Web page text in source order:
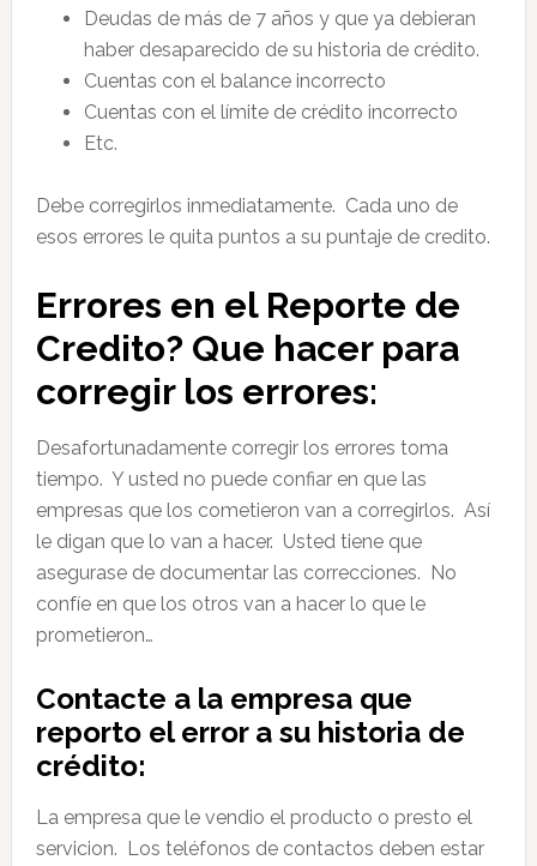
Deudas de más de 7 años y que ya debieran
haber desaparecido de su historia de crédito.
Cuentas con el balance incorrecto
Cuentas con el límite de crédito incorrecto
Etc.
Debe corregirlos inmediatamente. Cada uno de
esos errores le quita puntos a su puntaje de credito.
Errores en el Reporte de
Credito? Que hacer para
corregir los errores:
Desafortunadamente corregir los errores toma
tiempo. Y usted no puede confiar en que las
empresas que los cometieron van a corregirlos. Así
le digan que lo van a hacer. Usted tiene que
asegurase de documentar las correcciones. No
confíe en que los otros van a hacer lo que le
prometieron…
Contacte a la empresa que
reporto el error a su historia de
crédito:
La empresa que le vendio el producto o presto el
servicion. Los teléfonos de contactos deben estar